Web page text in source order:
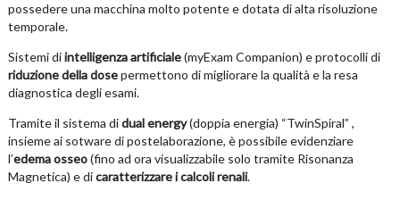
possedere una macchina molto potente e dotata di alta risoluzione
temporale.
Sistemi diintelligenza artificiale(myExam Companion) e protocolli di
riduzione della dosepermettono di migliorare la qualità e la resa
diagnostica degli esami.
Tramite il sistema didual energy(doppia energia) “TwinSpiral” ,
insieme ai sotware di postelaborazione, è possibile evidenziare
l’edema osseo(fino ad ora visualizzabile solo tramite Risonanza
Magnetica) e dicaratterizzare i calcoli renali.